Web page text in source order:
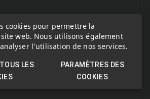
cookies pour permettre la
web. Nous utilisons également
l’utilisation de nos services.
LES
PARAMÈTRES DES
COOKIES